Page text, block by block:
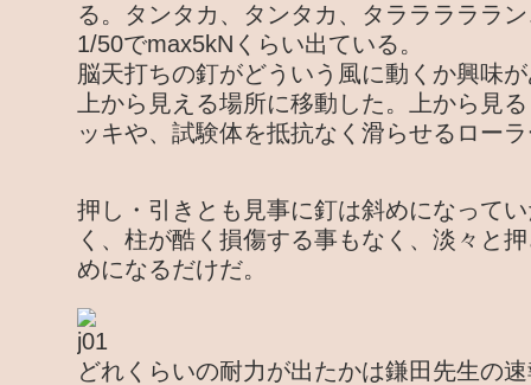
る。タンタカ、タンタカ、タラララララ
1/50でmax5kNくらい出ている。
脳天打ちの釘がどういう風に動くか興味
上から見える場所に移動した。上から見
ッキや、試験体を抵抗なく滑らせるロー
押し・引きとも見事に釘は斜めになって
く、柱が酷く損傷する事もなく、淡々と
めになるだけだ。
どれくらいの耐力が出たかは鎌田先生の